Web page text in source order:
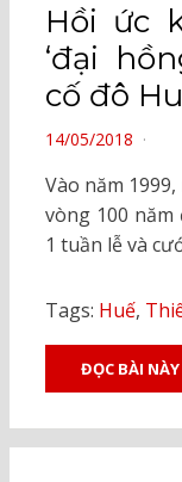
Hồi ức
‘đại
cố đô
POSTED
14/05/2018
Vào năm
vòng 100
1 tuần lễ và
Tags: Huế,
ĐỌC BÀI NÀY